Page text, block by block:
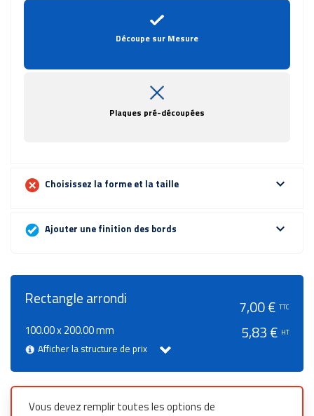
Découpe sur Mesure
Plaques pré-découpées
Choisissez la forme et la taille expand_more
Ajouter une finition des bords expand_more
Rectangle arrondi
100.00 x 200.00 mm
Afficher la structure de prix
7,00 € TTC
5,83 € HT
Vous devez remplir toutes les options de